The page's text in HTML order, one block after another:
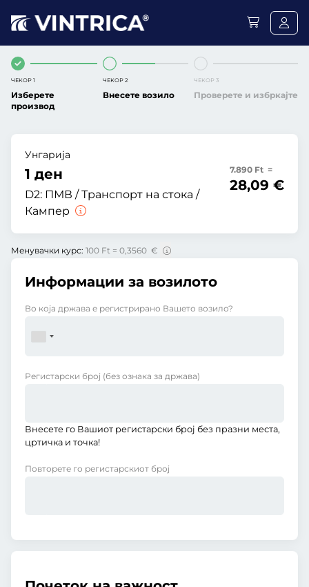
ЧЕКОР 1
Изберете
производ
ЧЕКОР 2
Внесете возило
ЧЕКОР 3
Проверете и избркајте
Унгарија
1 ден
D2: ПМВ / Транспорт на стока /
Кампер
7.890 Ft =
28,09 €
Менувачки курс: 100 Ft = 0,3560 €
Информации за возилото
Во која држава е регистрирано Вашето возило?
Регистарски број (без ознака за држава)
Внесете го Вашиот регистарски број без празни места,
цртичка и точка!
Повторете го регистарскиот број